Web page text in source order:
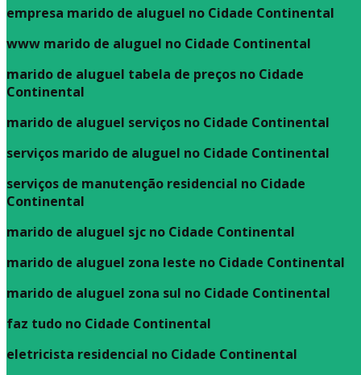
empresa marido de aluguel no Cidade Continental
www marido de aluguel no Cidade Continental
marido de aluguel tabela de preços no Cidade
Continental
marido de aluguel serviços no Cidade Continental
serviços marido de aluguel no Cidade Continental
serviços de manutenção residencial no Cidade
Continental
marido de aluguel sjc no Cidade Continental
marido de aluguel zona leste no Cidade Continental
marido de aluguel zona sul no Cidade Continental
faz tudo no Cidade Continental
eletricista residencial no Cidade Continental